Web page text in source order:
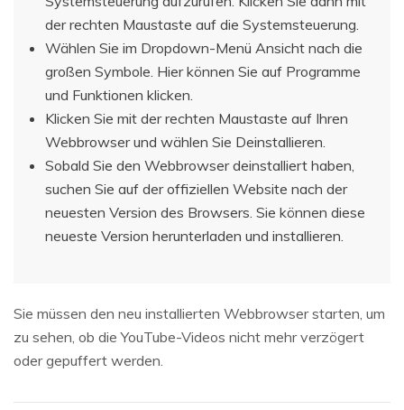
der rechten Maustaste auf die Systemsteuerung.
Wählen Sie im Dropdown-Menü Ansicht nach die
großen Symbole. Hier können Sie auf Programme
und Funktionen klicken.
Klicken Sie mit der rechten Maustaste auf Ihren
Webbrowser und wählen Sie Deinstallieren.
Sobald Sie den Webbrowser deinstalliert haben,
suchen Sie auf der offiziellen Website nach der
neuesten Version des Browsers. Sie können diese
neueste Version herunterladen und installieren.
Sie müssen den neu installierten Webbrowser starten, um
zu sehen, ob die YouTube-Videos nicht mehr verzögert
oder gepuffert werden.